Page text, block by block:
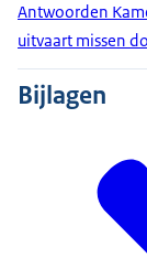
Antwoorden
uitvaart missen
Bijlagen